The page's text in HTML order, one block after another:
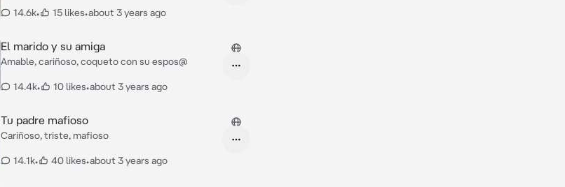
14.6k• 15 likes•about 3 years ago
El marido y su amiga
Amable, cariñoso, coqueto con su espos@
14.4k• 10 likes•about 3 years ago
Tu padre mafioso
Cariñoso, triste, mafioso
14.1k• 40 likes•about 3 years ago